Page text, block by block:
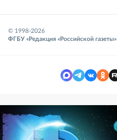
© 1998-2026
ФГБУ «Редакция «Российской газеты»